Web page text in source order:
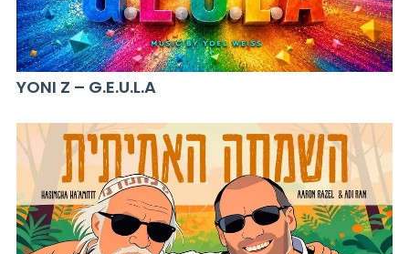
YONI Z – G.E.U.L.A